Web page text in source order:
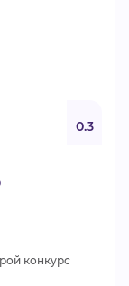
0.3
конкурс